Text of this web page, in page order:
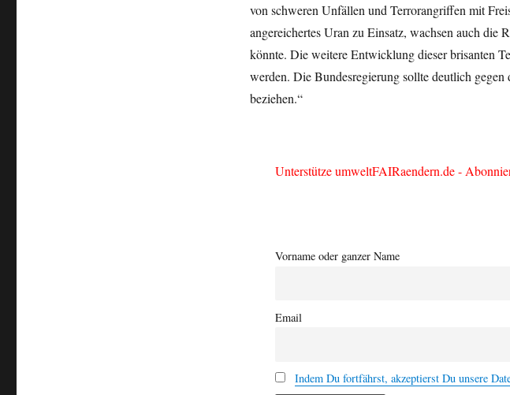
von schweren Unfällen und Terrorangriffen mit
angereichertes Uran zu Einsatz, wachsen auch die
könnte. Die weitere Entwicklung dieser brisanten
werden. Die Bundesregierung sollte deutlich
beziehen.“
Unterstütze umweltFAIRaendern.de -
Vorname oder ganzer Name
Email
Indem Du fortfährst, akzeptierst Du unsere